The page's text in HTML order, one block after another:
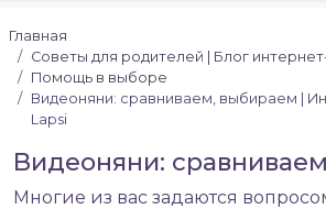
Главная
Советы для родителей | Блог
Помощь в выборе
Видеоняни: сравниваем, выбираем |
Lapsi
Видеоняни:
Многие из вас задаются